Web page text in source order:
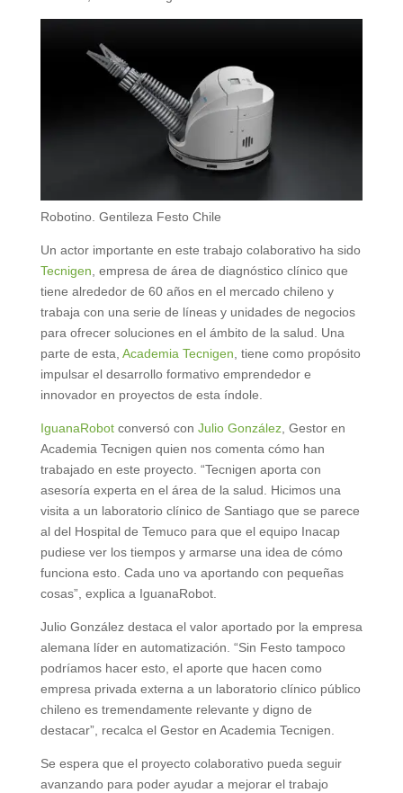
Robotino. Gentileza Festo Chile
Un actor importante en este trabajo colaborativo ha sido
Tecnigen , empresa de área de diagnóstico clínico que
tiene alrededor de 60 años en el mercado chileno y
trabaja con una serie de líneas y unidades de negocios
para ofrecer soluciones en el ámbito de la salud. Una
parte de esta, Academia Tecnigen , tiene como propósito
impulsar el desarrollo formativo emprendedor e
innovador en proyectos de esta índole.
IguanaRobotconversó con Julio González, Gestor en
Academia Tecnigen quien nos comenta cómo han
trabajado en este proyecto. “Tecnigen aporta con
asesoría experta en el área de la salud. Hicimos una
visita a un laboratorio clínico de Santiago que se parece
al del Hospital de Temuco para que el equipo Inacap
pudiese ver los tiempos y armarse una idea de cómo
funciona esto. Cada uno va aportando con pequeñas
cosas”, explica a IguanaRobot.
Julio González destaca el valor aportado por la empresa
alemana líder en automatización. “Sin Festo tampoco
podríamos hacer esto, el aporte que hacen como
empresa privada externa a un laboratorio clínico público
chileno es tremendamente relevante y digno de
destacar”, recalca el Gestor en Academia Tecnigen.
Se espera que el proyecto colaborativo pueda seguir
avanzando para poder ayudar a mejorar el trabajo